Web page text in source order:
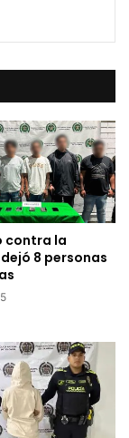
contra la
8 personas